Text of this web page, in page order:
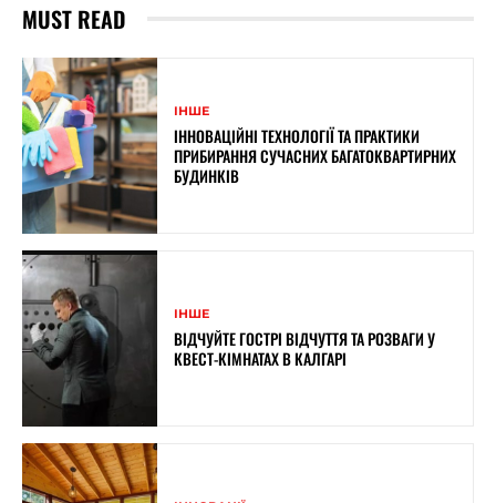
MUST READ
ІНШЕ
ІННОВАЦІЙНІ ТЕХНОЛОГІЇ ТА ПРАКТИКИ
ПРИБИРАННЯ СУЧАСНИХ БАГАТОКВАРТИРНИХ
БУДИНКІВ
ІНШЕ
ВІДЧУЙТЕ ГОСТРІ ВІДЧУТТЯ ТА РОЗВАГИ У
КВЕСТ-КІМНАТАХ В КАЛГАРІ